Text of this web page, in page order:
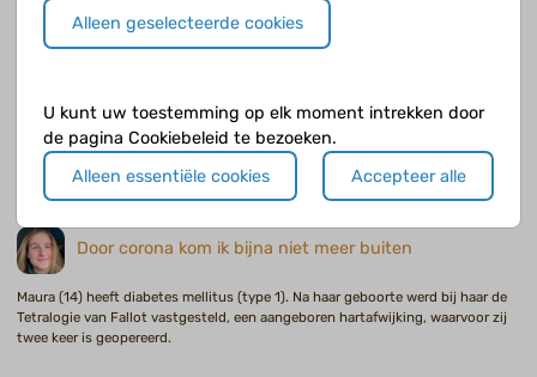
om je later nog aan te passen.
Ik zit nog steeds in mijn honeymoon
Door corona kom ik bijna niet meer buiten
Maura (14) heeft diabetes mellitus (type 1). Na haar geboorte werd bij haar de
Tetralogie van Fallot vastgesteld, een aangeboren hartafwijking, waarvoor zij
twee keer is geopereerd.
Alleen geselecteerde cookies
U kunt uw toestemming op elk moment intrekken door
de pagina Cookiebeleid te bezoeken.
Alleen essentiële cookies
Accepteer alle